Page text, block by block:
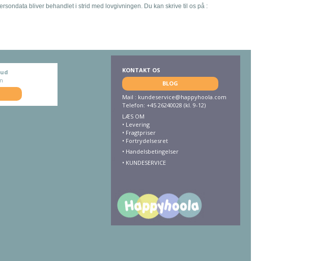
bliver behandlet i strid med lovgivningen. Du kan skrive til os på :
KONTAKT OS
BLOG
Mail : kundeservice@happyhoola.com
Telefon: +45 26240028 (kl. 9-12)
LÆS OM
• Levering
• Fragtpriser
• Fortrydelsesret
• Handelsbetingelser
• KUNDESERVICE